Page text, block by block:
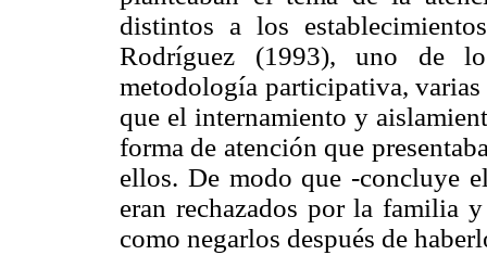
distintos a los
Rodríguez (1993), uno de
metodología participativa,
que el internamiento y
forma de atención que
ellos. De modo que -concluye
eran rechazados por la familia
como negarlos después de